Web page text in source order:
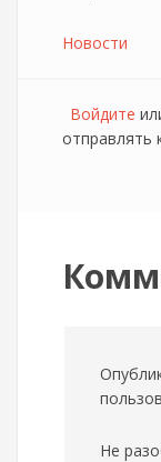
Новости
Войдите
отправлять
Не